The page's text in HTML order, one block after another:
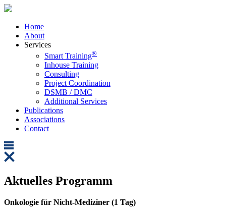
Home
About
Services
Smart Training®
Inhouse Training
Consulting
Project Coordination
DSMB / DMC
Additional Services
Publications
Associations
Contact
Aktuelles Programm
Onkologie für Nicht-Mediziner (1 Tag)